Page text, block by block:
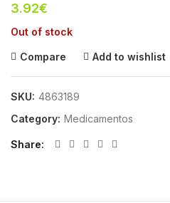
3.92€
Out of stock
Compare Add to wishlist
SKU: 4863189
Category: Medicamentos
Share